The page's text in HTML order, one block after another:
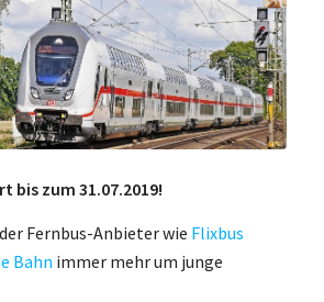
bis zum 31.07.2019!
Fernbus-Anbieter wie Flixbus
Bahn immer mehr um junge